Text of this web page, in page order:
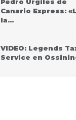
Pedro Urgiles de
Canario Express:
la…
VIDEO: Legends
Service en